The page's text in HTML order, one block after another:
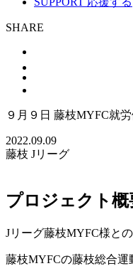
SHARE
９月９日 藤枝MYFC就
2022.09.09
藤枝 Jリーグ
プロジェクト概
Jリーグ藤枝MYFC様と
藤枝MYFCの藤枝総合運